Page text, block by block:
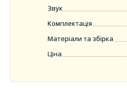
Звук
Комплектація
Матеріали та збірка
Ціна